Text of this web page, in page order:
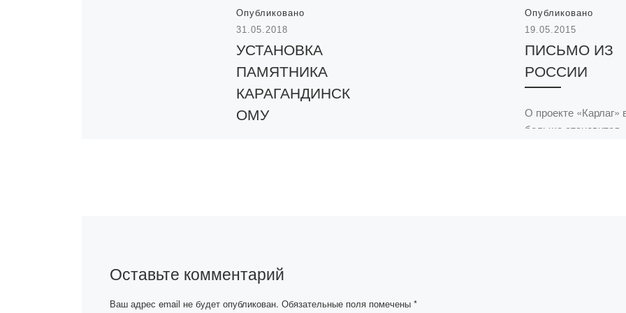
Опубликовано
31.05.2018
УСТАНОВКА
ПАМЯТНИКА
КАРАГАНДИНСК
ОМУ
«Болашақ» приняли
участие в акции,
посвященной Дню
Опубликовано
19.05.2015
ПИСЬМО ИЗ
РОССИИ
О проекте «Карлаг»
больше становится
Оставьте комментарий
Ваш адрес email не будет опубликован. Обязательные поля помечены *